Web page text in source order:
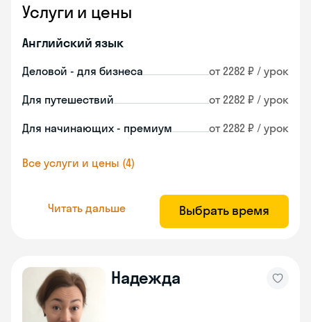
Услуги и цены
Английский язык
Деловой - для бизнеса от 2282 ₽ / урок
Для путешествий от 2282 ₽ / урок
Для начинающих - премиум от 2282 ₽ / урок
Все услуги и цены (4)
Читать дальше Выбрать время
Надежда